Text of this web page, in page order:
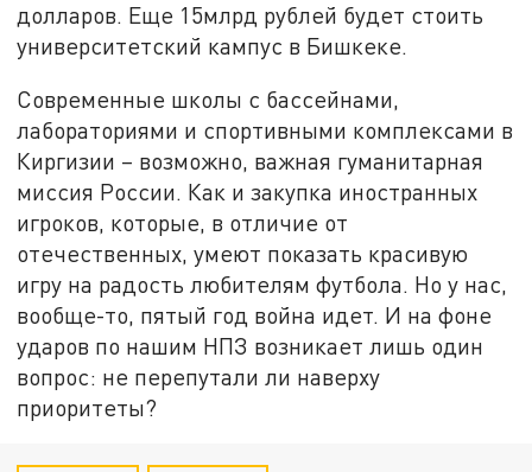
долларов. Еще 15млрд рублей будет стоить
университетский кампус в Бишкеке.
Современные школы с бассейнами,
лабораториями и спортивными комплексами в
Киргизии – возможно, важная гуманитарная
миссия России. Как и закупка иностранных
игроков, которые, в отличие от
отечественных, умеют показать красивую
игру на радость любителям футбола. Но у нас,
вообще-то, пятый год война идет. И на фоне
ударов по нашим НПЗ возникает лишь один
вопрос: не перепутали ли наверху
приоритеты?